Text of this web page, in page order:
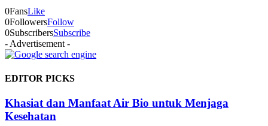
0FansLike
0FollowersFollow
0SubscribersSubscribe
- Advertisement -
EDITOR PICKS
Khasiat dan Manfaat Air Bio untuk Menjaga
Kesehatan